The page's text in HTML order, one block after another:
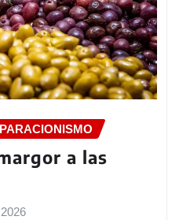
a las